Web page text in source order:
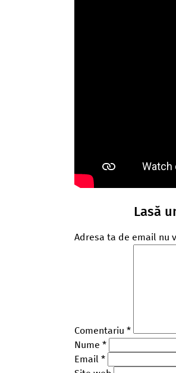
Lasă
Adresa ta de email nu
Comentariu *
Nume *
Email *